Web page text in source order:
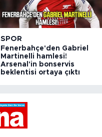
SPOR
Fenerbahçe'den Gabriel
Martinelli hamlesi!
Arsenal'in bonservis
beklentisi ortaya çıktı